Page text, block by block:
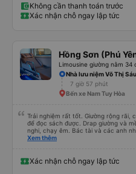
bạn ấy nha. Nếu bạn ấy bị trừ thì
trợ ạ. Số mình đuôi 666, chuyến ĐH-
iu còn đổi cho mình phòng đơn sang
Không cần thanh toán trước
Xác nhận chỗ ngay lập tức
Hồng Sơn (Phú
Limousine giường nằm 34
Nhà lưu niệm Võ Thị Sáu
7 giờ 57 phút
Bến xe Nam Tuy Hòa
Trải nghiệm rất tốt. Giường rộng rãi,
để đọc sách được. Drap giường và
nghi, chạy êm. Bác tài và các anh
trung chuyển về nội thành thành
Xem thêm
Xác nhận chỗ ngay lập tức